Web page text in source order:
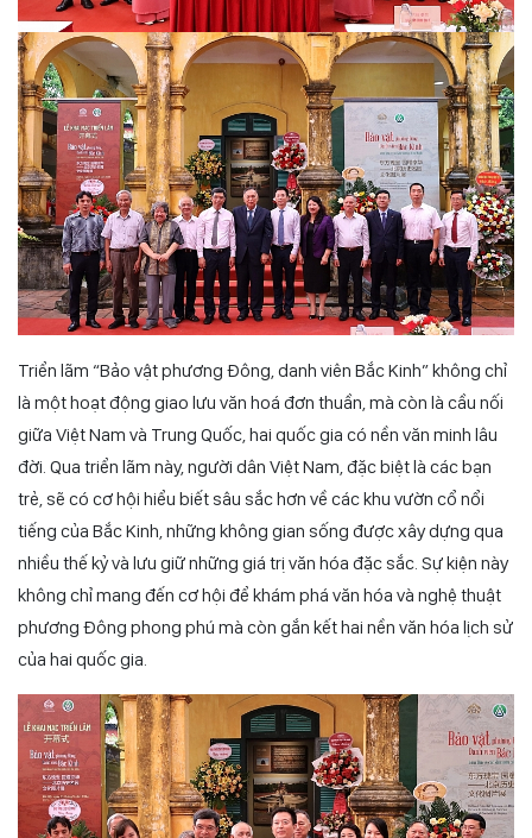
Triển lãm “Bảo vật phương Đông, danh viên Bắc Kinh” không chỉ
là một hoạt động giao lưu văn hoá đơn thuần, mà còn là cầu nối
giữa Việt Nam và Trung Quốc, hai quốc gia có nền văn minh lâu
đời. Qua triển lãm này, người dân Việt Nam, đặc biệt là các bạn
trẻ, sẽ có cơ hội hiểu biết sâu sắc hơn về các khu vườn cổ nổi
tiếng của Bắc Kinh, những không gian sống được xây dựng qua
nhiều thế kỷ và lưu giữ những giá trị văn hóa đặc sắc. Sự kiện này
không chỉ mang đến cơ hội để khám phá văn hóa và nghệ thuật
phương Đông phong phú mà còn gắn kết hai nền văn hóa lịch sử
của hai quốc gia.